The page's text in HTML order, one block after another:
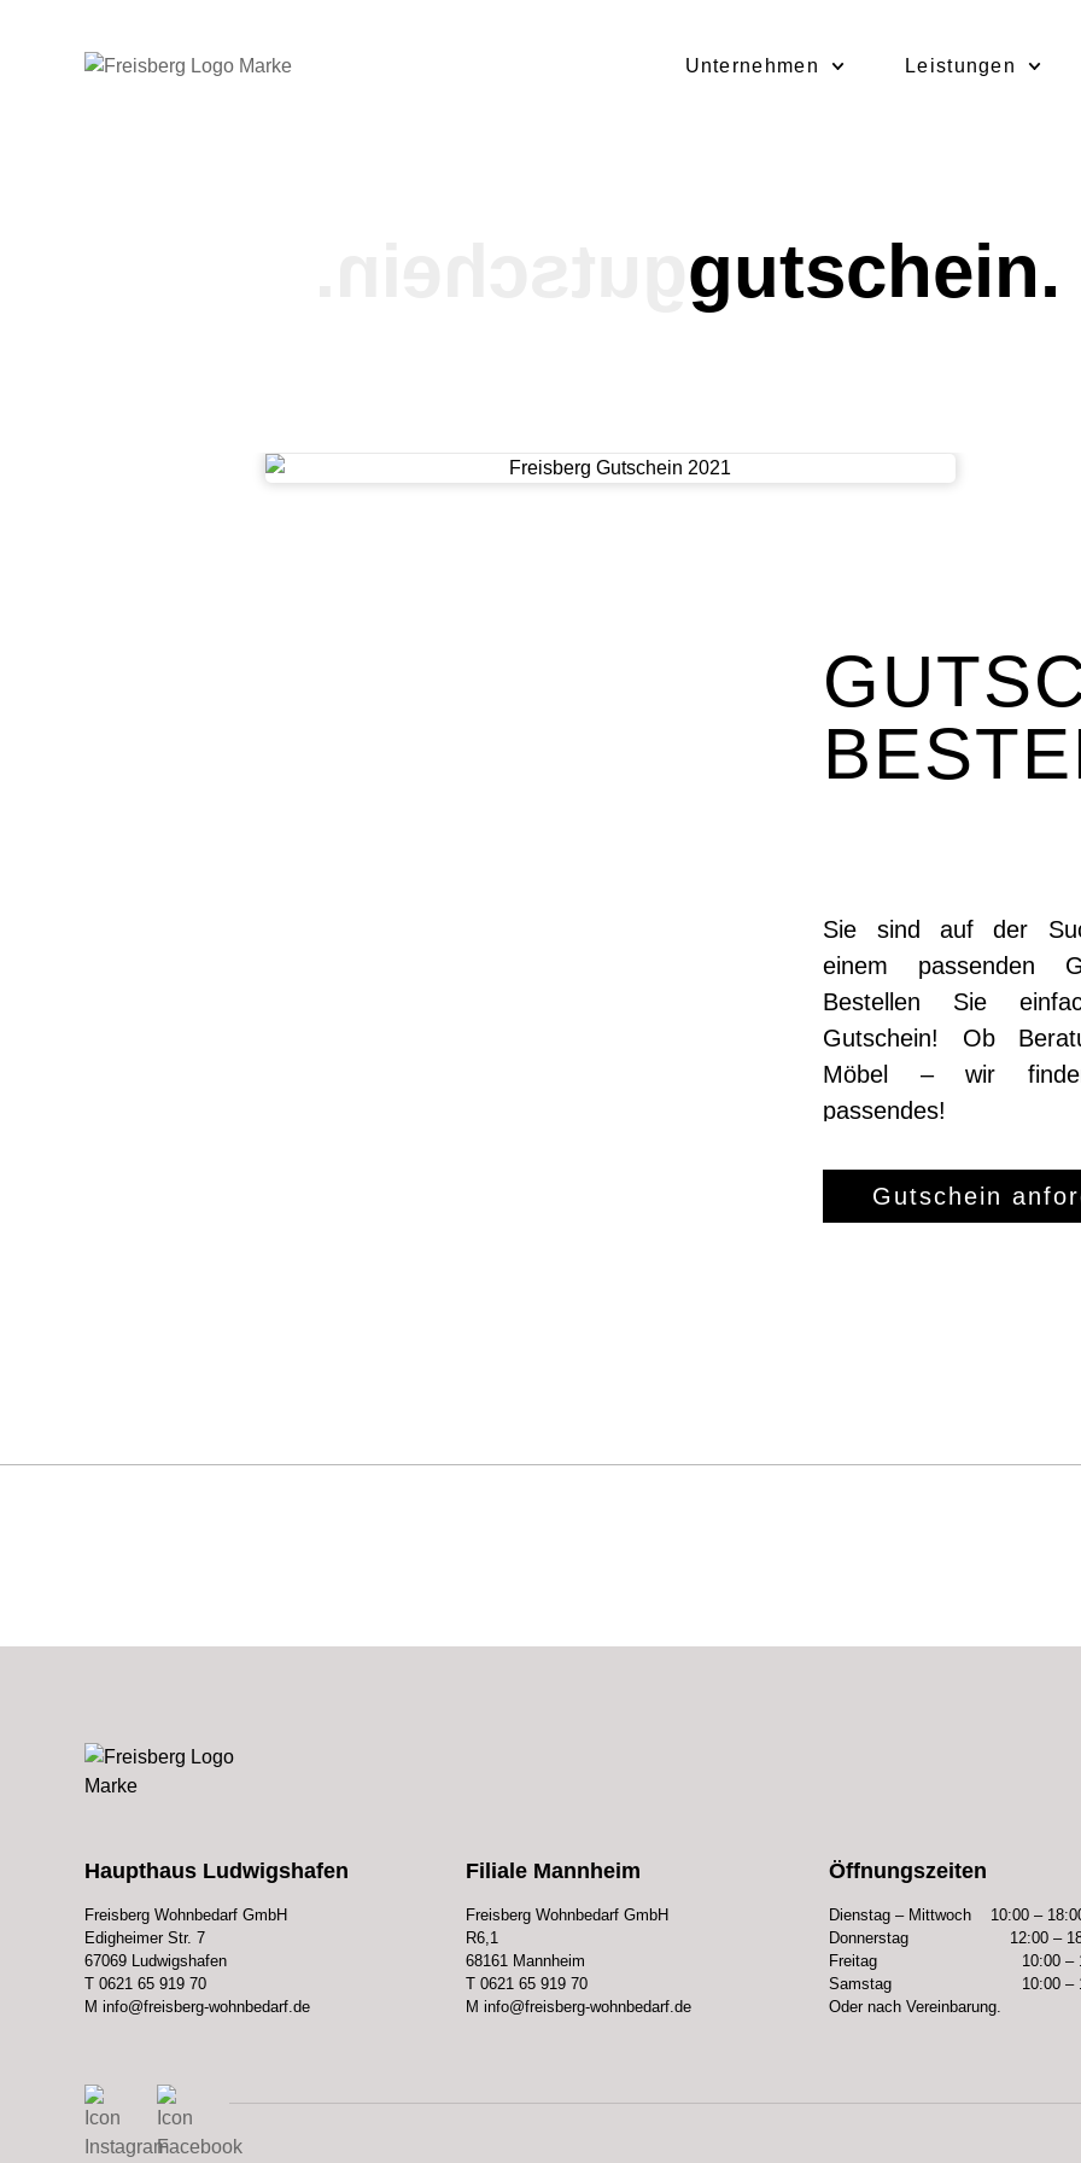
Unternehmen Leistungen
gutschein.
Sie sind auf der
einem passenden
Bestellen Sie
Gutschein! Ob
Möbel – wir
passendes!
Gutschein
Haupthaus Ludwigshafen
Freisberg Wohnbedarf GmbH
Edigheimer Str. 7
67069 Ludwigshafen
T 0621 65 919 70
M info@freisberg-wohnbedarf.de
Filiale Mannheim
Freisberg Wohnbedarf GmbH
R6,1
68161 Mannheim
T 0621 65 919 70
M info@freisberg-wohnbedarf.de
Öffnungszeiten
Dienstag – Mittwoch 10:00 –
Donnerstag 12:00 –
Freitag 10:00 –
Samstag 10:00 –
Oder nach Vereinbarung.